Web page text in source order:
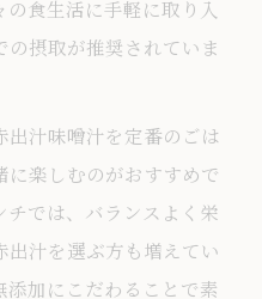
食生活に手軽に取り入
摂取が推奨されていま
汁味噌汁を定番のごは
楽しむのがおすすめで
チでは、バランスよく栄
汁を選ぶ方も増えてい
加にこだわることで素